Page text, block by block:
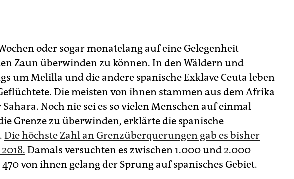
oder sogar monatelang auf eine Gelegenheit
Zaun überwinden zu können. In den Wäldern und
um Melilla und die andere spanische Exklave Ceuta leben
Die meisten von ihnen stammen aus dem Afrika
Noch nie sei es so vielen Menschen auf einmal
Grenze zu überwinden, erklärte die spanische
Die höchste Zahl an Grenzüberquerungen gab es bisher
Damals versuchten es zwischen 1.000 und 2.000
von ihnen gelang der Sprung auf spanisches Gebiet.